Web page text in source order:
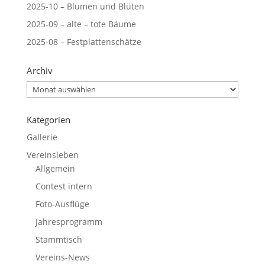
2025-10 – Blumen und Blüten
2025-09 – alte – tote Bäume
2025-08 – Festplattenschätze
Archiv
Archiv
Kategorien
Gallerie
Vereinsleben
Allgemein
Contest intern
Foto-Ausflüge
Jahresprogramm
Stammtisch
Vereins-News